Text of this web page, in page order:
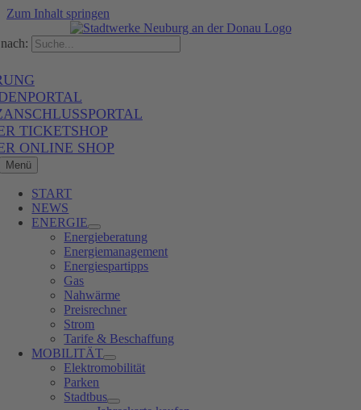
Zum Inhalt springen
TICKETSHOP
ONLINE SHOP
Menü
START
NEWS
ENERGIE
Energieberatung
Energiemanagement
Energiespartipps
Gas
Nahwärme
Preisrechner
Strom
Tarife & Beschaffung
MOBILITÄT
Elektromobilität
Parken
Stadtbus